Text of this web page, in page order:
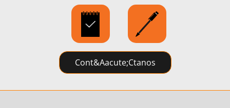
Serie SH
Cabezales de
calentamiento
Cont&aacute;ctanos